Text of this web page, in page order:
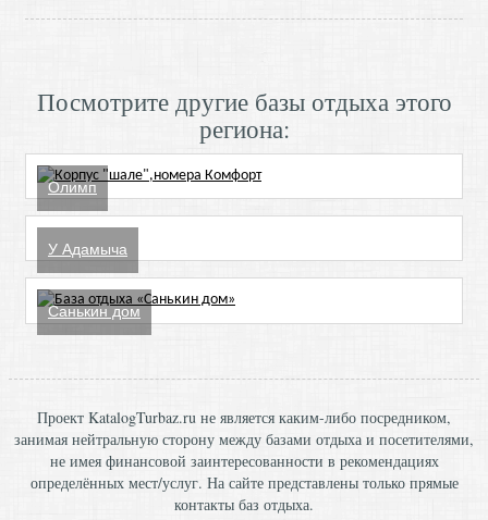
Посмотрите другие базы отдыха этого
региона:
Олимп
У Адамыча
Санькин дом
Проект KatalogTurbaz.ru не является каким-либо посредником,
занимая нейтральную сторону между базами отдыха и посетителями,
не имея финансовой заинтересованности в рекомендациях
определённых мест/услуг. На сайте представлены только прямые
контакты баз отдыха.